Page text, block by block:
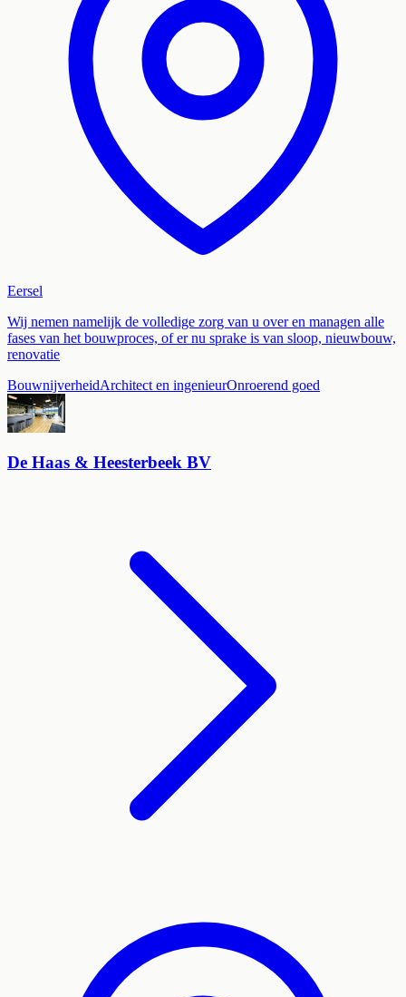
Eersel
Wij nemen namelijk de volledige zorg van u over en managen alle
fases van het bouwproces, of er nu sprake is van sloop, nieuwbouw,
renovatie
BouwnijverheidArchitect en ingenieurOnroerend goed
De Haas & Heesterbeek BV